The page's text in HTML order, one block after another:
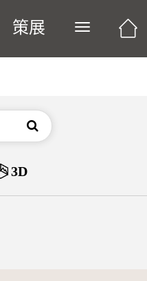
策展 展開或關
搜尋
3D